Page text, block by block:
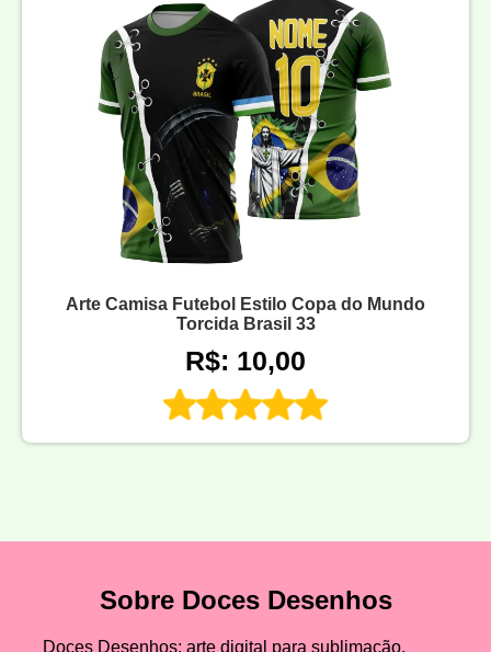
Arte Camisa Futebol Estilo Copa do Mundo
Torcida Brasil 33
R$: 10,00
Sobre Doces Desenhos
Doces Desenhos: arte digital para sublimação,